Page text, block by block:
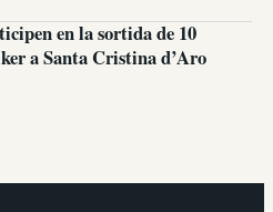
en la sortida de 10
a Santa Cristina d’Aro